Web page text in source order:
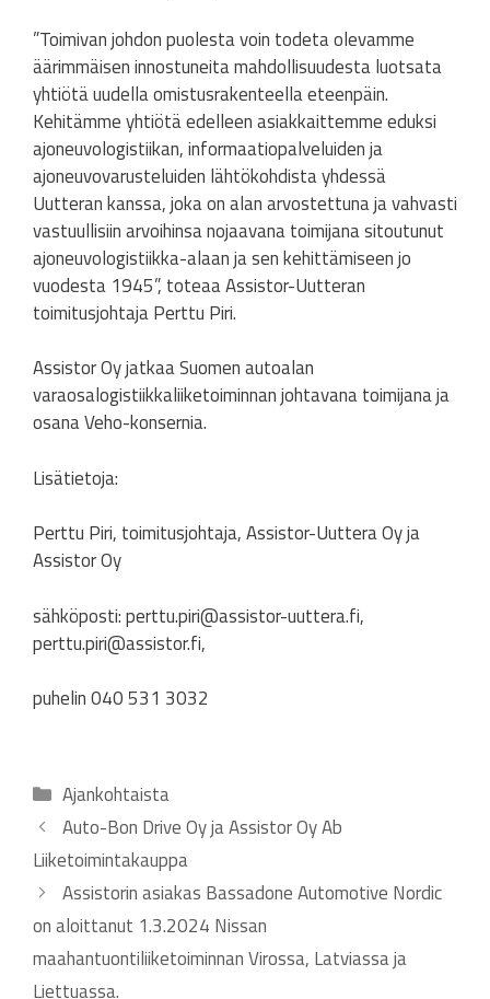
”Toimivan johdon puolesta voin todeta olevamme
äärimmäisen innostuneita mahdollisuudesta luotsata
yhtiötä uudella omistusrakenteella eteenpäin.
Kehitämme yhtiötä edelleen asiakkaittemme eduksi
ajoneuvologistiikan, informaatiopalveluiden ja
ajoneuvovarusteluiden lähtökohdista yhdessä
Uutteran kanssa, joka on alan arvostettuna ja vahvasti
vastuullisiin arvoihinsa nojaavana toimijana sitoutunut
ajoneuvologistiikka-alaan ja sen kehittämiseen jo
vuodesta 1945”, toteaa Assistor-Uutteran
toimitusjohtaja Perttu Piri.
Assistor Oy jatkaa Suomen autoalan
varaosalogistiikkaliiketoiminnan johtavana toimijana ja
osana Veho-konsernia.
Lisätietoja:
Perttu Piri, toimitusjohtaja, Assistor-Uuttera Oy ja
Assistor Oy
sähköposti: perttu.piri@assistor-uuttera.fi,
perttu.piri@assistor.fi,
puhelin 040 531 3032
Kategoriat
Ajankohtaista
Auto-Bon Drive Oy ja Assistor Oy Ab
Liiketoimintakauppa
Assistorin asiakas Bassadone Automotive Nordic
on aloittanut 1.3.2024 Nissan
maahantuontiliiketoiminnan Virossa, Latviassa ja
Liettuassa.